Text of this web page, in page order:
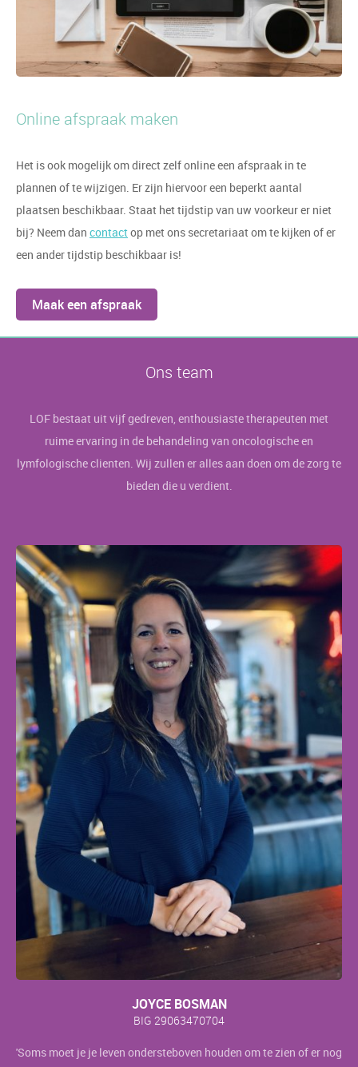
Online afspraak maken
Het is ook mogelijk om direct zelf online een afspraak in te
plannen of te wijzigen. Er zijn hiervoor een beperkt aantal
plaatsen beschikbaar. Staat het tijdstip van uw voorkeur er niet
bij? Neem dan contactop met ons secretariaat om te kijken of er
een ander tijdstip beschikbaar is!
Maak een afspraak
Ons team
LOF bestaat uit vijf gedreven, enthousiaste therapeuten met
ruime ervaring in de behandeling van oncologische en
lymfologische clienten. Wij zullen er alles aan doen om de zorg te
bieden die u verdient.
JOYCE BOSMAN
BIG 29063470704
'Soms moet je je leven ondersteboven houden om te zien of er nog